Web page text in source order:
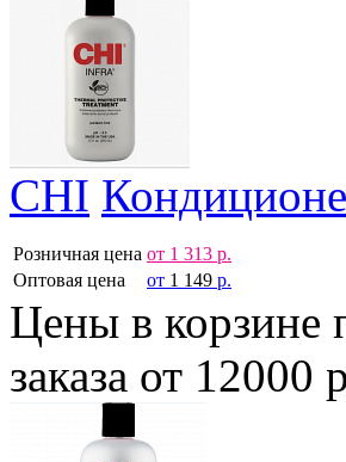
CHI
Розничная цена от 1 313 р.
Оптовая цена
от 1 149 р.
Цены в корзине
заказа от 12000